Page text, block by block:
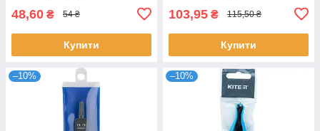
48,60 ₴ 54 ₴
Купити
103,95 ₴ 115,50 ₴
Купити
–10% –10%